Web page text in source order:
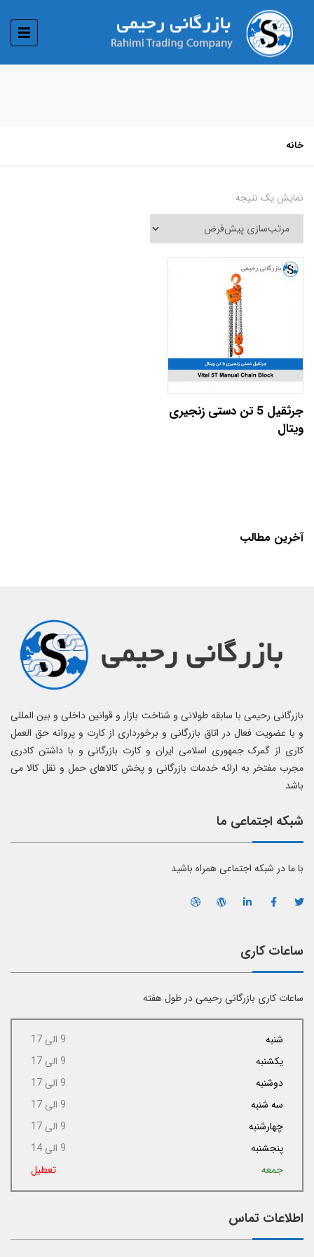
خانه
نمایش یک نتیجه
جرثقیل 5 تن دستی زنجیری
ویتال
آخرین مطالب
بازرگانی رحیمی با سابقه طولانی و شناخت بازار و قوانین داخلی و بین المللی
و با عضویت فعال در اتاق بازرگانی و برخورداری از کارت و پروانه حق العمل
کاری از گمرک جمهوری اسلامی ایران و کارت بازرگانی و با داشتن کادری
مجرب مفتخر به ارائه خدمات بازرگانی و پخش کالاهای حمل و نقل کالا می
باشد
شبکه اجتماعی ما
با ما در شبکه اجتماعی همراه باشید
ساعات کاری
ساعات کاری بازرگانی رحیمی در طول هفته
شنبه
9 الی 17
یکشنبه
9 الی 17
دوشنبه
9 الی 17
سه شنبه
9 الی 17
چهارشنبه
9 الی 17
پنجشنبه
9 الی 14
جمعه
تعطیل
اطلاعات تماس